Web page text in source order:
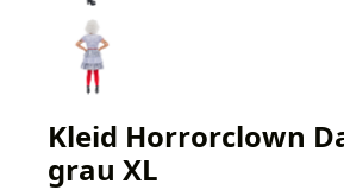
Kleid Horrorclown
grau XL